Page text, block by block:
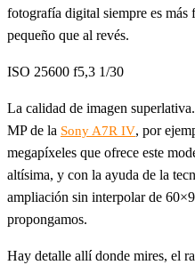
fotografía digital siempre es más
pequeño que al revés.
ISO 25600 f5,3 1/30
La calidad de imagen
MP de la Sony A7R IV, por
megapíxeles que ofrece este
altísima, y con la ayuda de la
ampliación sin interpolar de
propongamos.
Hay detalle allí donde mires, el